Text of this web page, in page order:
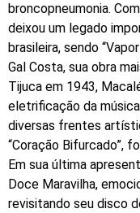
broncopneumonia.
deixou um legado
brasileira, sendo
Gal Costa, sua obra
Tijuca em 1943,
eletrificação da
diversas frentes
“Coração Bifurcado”,
Em sua última
Doce Maravilha,
revisitando seu disco